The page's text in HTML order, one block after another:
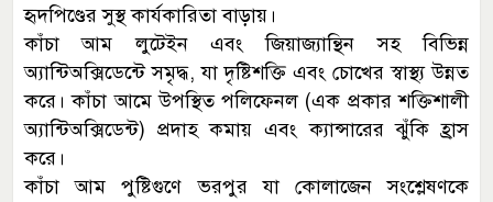
হৃদপিণ্ডের সুস্থ কার্যকারিতা বাড়ায়।
কাঁচা আম লুটেইন এবং জিয়াজ্যান্থিন সহ বিভিন্ন
অ্যান্টিঅক্সিডেন্টে সমৃদ্ধ, যা দৃষ্টিশক্তি এবং চোখের স্বাস্থ্য উন্নত
করে। কাঁচা আমে উপস্থিত পলিফেনল (এক প্রকার শক্তিশালী
অ্যান্টিঅক্সিডেন্ট) প্রদাহ কমায় এবং ক্যান্সারের ঝুঁকি হ্রাস
করে।
কাঁচা আম পুষ্টিগুণে ভরপুর যা কোলাজেন সংশ্লেষণকে